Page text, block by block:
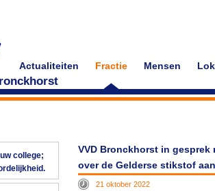
Actualiteiten Fractie Mensen
college;
VVD Bronckhorst in gesprek
over de Gelderse stikstof
21 oktober 2022